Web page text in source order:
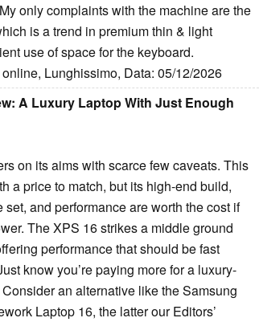
only complaints with the machine are the
is a trend in premium thin & light
use of space for the keyboard.
Lunghissimo, Data: 05/12/2026
A Luxury Laptop With Just Enough
on its aims with scarce few caveats. This
a price to match, but its high-end build,
and performance are worth the cost if
The XPS 16 strikes a middle ground
performance that should be fast
know you’re paying more for a luxury-
an alternative like the Samsung
Laptop 16, the latter our Editors’